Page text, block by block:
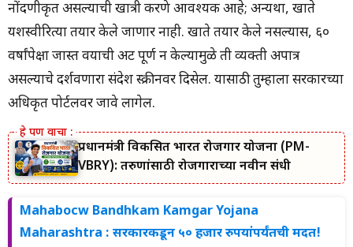
नोंदणीकृत असल्याची खात्री करणे आवश्यक आहे; अन्यथा, खाते
यशस्वीरित्या तयार केले जाणार नाही. खाते तयार केले नसल्यास, ६०
वर्षांपेक्षा जास्त वयाची अट पूर्ण न केल्यामुळे ती व्यक्ती अपात्र
असल्याचे दर्शवणारा संदेश स्क्रीनवर दिसेल. यासाठी तुम्हाला सरकारच्या
अधिकृत पोर्टलवर जावे लागेल.
प्रधानमंत्री विकसित भारत रोजगार योजना (PM-
VBRY): तरुणांसाठी रोजगाराच्या नवीन संधी
Mahabocw Bandhkam Kamgar Yojana
Maharashtra : सरकारकडून ५० हजार रुपयांपर्यंतची मदत!